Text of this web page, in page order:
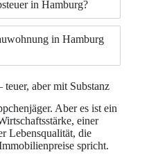
in Hamburg?
in Hamburg
aber mit Substanz
Aber es ist ein
einer
Lebensqualität, die
spricht.